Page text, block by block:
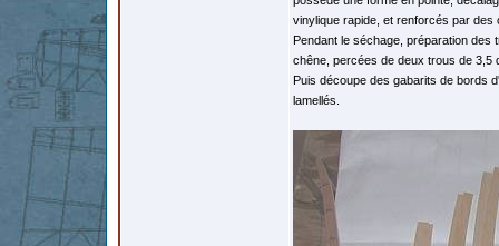
vinylique rapide, et renforcés par des
Pendant le séchage, préparation
chêne, percées de deux trous de 3,5
Puis découpe des gabarits de bords
lamellés.